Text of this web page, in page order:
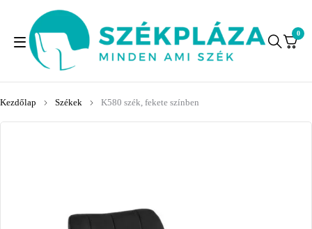
0
Kezdőlap Székek K580 szék, fekete színben